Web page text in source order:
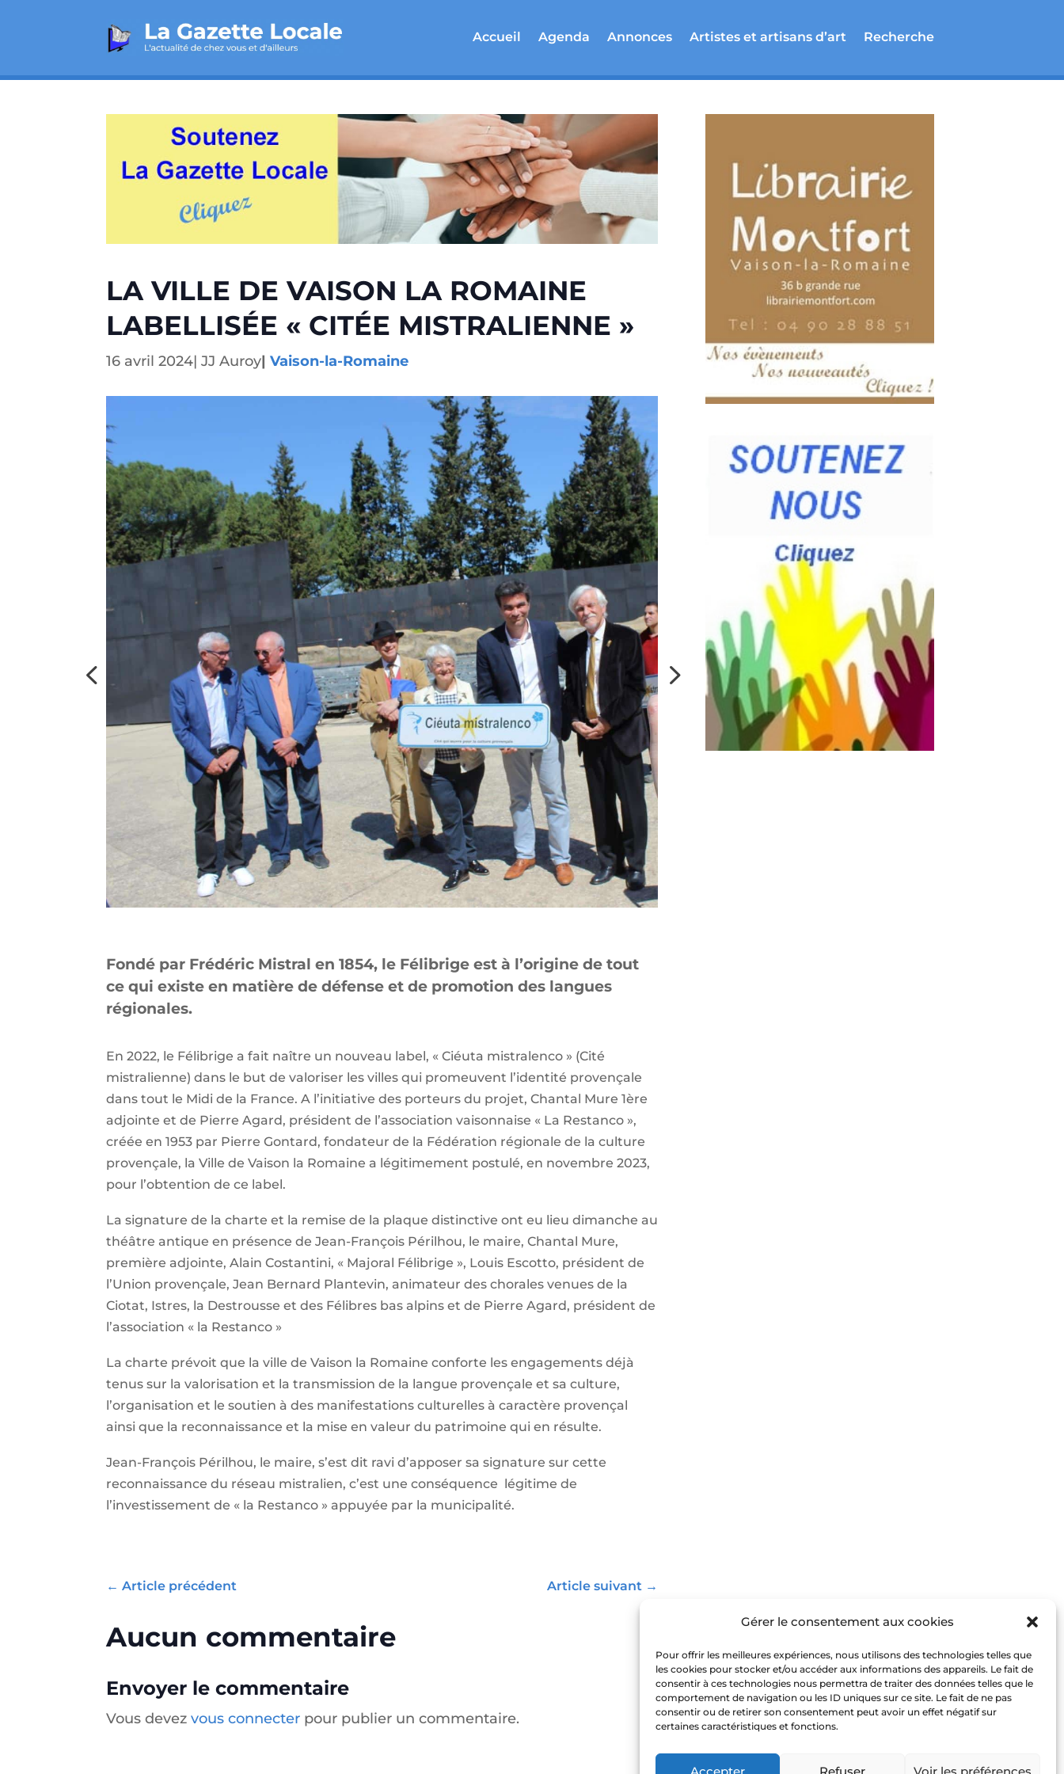
Gérer le consentement aux cookies
Pour offrir les meilleures expériences, nous utilisons des technologies telles que
les cookies pour stocker et/ou accéder aux informations des appareils. Le fait de
consentir à ces technologies nous permettra de traiter des données telles que le
comportement de navigation ou les ID uniques sur ce site. Le fait de ne pas
consentir ou de retirer son consentement peut avoir un effet négatif sur
certaines caractéristiques et fonctions.
Accepter Refuser Voir les préférences
Accueil Agenda Annonces Artistes et artisans d’art Recherche
LA VILLE DE VAISON LA ROMAINE
LABELLISÉE « CITÉE MISTRALIENNE »
16 avril 2024|JJ Auroy|Vaison-la-Romaine
Fondé par Frédéric Mistral en 1854, le Félibrige est à l’origine de tout
ce qui existe en matière de défense et de promotion des langues
régionales.
En 2022, le Félibrige a fait naître un nouveau label, « Ciéuta mistralenco » (Cité
mistralienne) dans le but de valoriser les villes qui promeuvent l’identité provençale
dans tout le Midi de la France. A l’initiative des porteurs du projet, Chantal Mure 1ère
adjointe et de Pierre Agard, président de l’association vaisonnaise « La Restanco »,
créée en 1953 par Pierre Gontard, fondateur de la Fédération régionale de la culture
provençale, la Ville de Vaison la Romaine a légitimement postulé, en novembre 2023,
pour l’obtention de ce label.
La signature de la charte et la remise de la plaque distinctive ont eu lieu dimanche au
théâtre antique en présence de Jean-François Périlhou, le maire, Chantal Mure,
première adjointe, Alain Costantini, « Majoral Félibrige », Louis Escotto, président de
l’Union provençale, Jean Bernard Plantevin, animateur des chorales venues de la
Ciotat, Istres, la Destrousse et des Félibres bas alpins et de Pierre Agard, président de
l’association « la Restanco »
La charte prévoit que la ville de Vaison la Romaine conforte les engagements déjà
tenus sur la valorisation et la transmission de la langue provençale et sa culture,
l’organisation et le soutien à des manifestations culturelles à caractère provençal
ainsi que la reconnaissance et la mise en valeur du patrimoine qui en résulte.
Jean-François Périlhou, le maire, s’est dit ravi d’apposer sa signature sur cette
reconnaissance du réseau mistralien, c’est une conséquence légitime de
l’investissement de « la Restanco » appuyée par la municipalité.
←Article précédent Article suivant →
Aucun commentaire
Envoyer le commentaire
Vous devezvous connecter pour publier un commentaire.